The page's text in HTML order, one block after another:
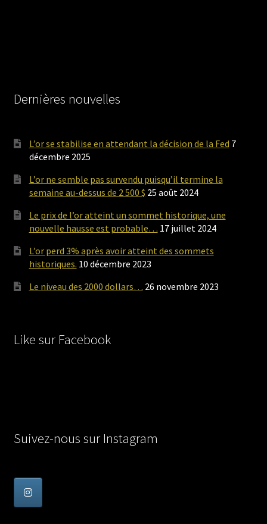
Dernières nouvelles
L’or se stabilise en attendant la décision de la Fed 7
décembre 2025
L’or ne semble pas survendu puisqu’il termine la
semaine au-dessus de 2 500 $ 25 août 2024
Le prix de l’or atteint un sommet historique, une
nouvelle hausse est probable… 17 juillet 2024
L’or perd 3% après avoir atteint des sommets
historiques. 10 décembre 2023
Le niveau des 2000 dollars… 26 novembre 2023
Like sur Facebook
Suivez-nous sur Instagram